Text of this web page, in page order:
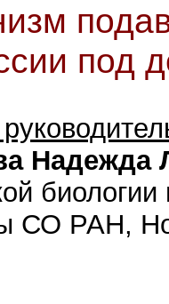
под
Надежда
СО РАН,